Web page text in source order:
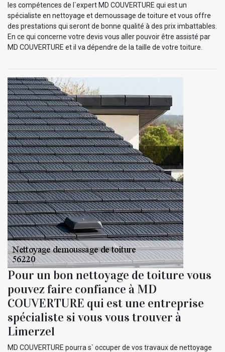
les compétences de l`expert MD COUVERTURE qui est un
spécialiste en nettoyage et demoussage de toiture et vous offre
des prestations qui seront de bonne qualité à des prix imbattables.
En ce qui concerne votre devis vous aller pouvoir être assisté par
MD COUVERTURE et il va dépendre de la taille de votre toiture.
Pour un bon nettoyage de toiture vous
pouvez faire confiance à MD
COUVERTURE qui est une entreprise
spécialiste si vous vous trouver à
Limerzel
MD COUVERTURE pourra s` occuper de vos travaux de nettoyage